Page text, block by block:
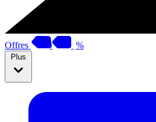
Offres %
Plus